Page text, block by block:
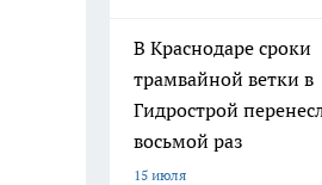
В Краснодаре сроки
трамвайной ветки в
Гидрострой
восьмой раз
15 июля